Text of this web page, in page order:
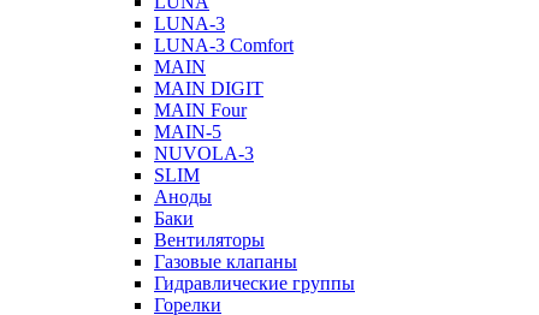
LUNA-3
LUNA-3 Comfort
MAIN
MAIN DIGIT
MAIN Four
MAIN-5
NUVOLA-3
SLIM
Аноды
Баки
Вентиляторы
Газовые клапаны
Гидравлические группы
Горелки